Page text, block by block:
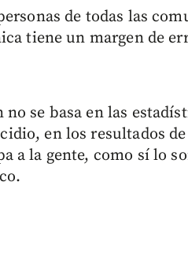
de todas las
tiene un margen de
se basa en las
en los resultados
a la gente, como sí lo